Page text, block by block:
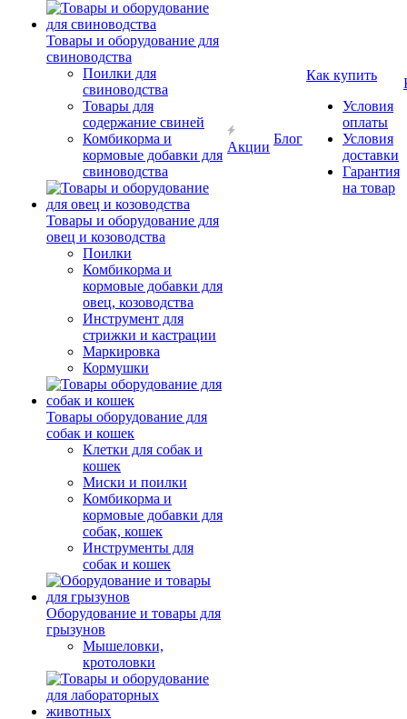
Товары и оборудование для
свиноводства
Поилки для
свиноводства
Товары для
содержание свиней
Комбикорма и
кормовые добавки для
свиноводства
Товары и оборудование для
овец и козоводства
Поилки
Комбикорма и
кормовые добавки для
овец, козоводства
Инструмент для
стрижки и кастрации
Маркировка
Кормушки
Товары оборудование для
собак и кошек
Клетки для собак и
кошек
Миски и поилки
Комбикорма и
кормовые добавки для
собак, кошек
Инструменты для
собак и кошек
Оборудование и товары для
грызунов
Мышеловки,
кротоловки
Акции
Блог
Как купить
Условия
оплаты
Условия
доставки
Гарантия
на товар